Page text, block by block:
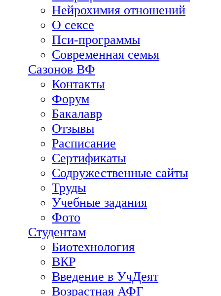
Нейрохимия отношений
О сексе
Пси-программы
Современная семья
Сазонов ВФ
Контакты
Форум
Бакалавр
Отзывы
Расписание
Сертификаты
Содружественные сайты
Труды
Учебные задания
Фото
Студентам
Биотехнология
ВКР
Введение в УчДеят
Возрастная АФГ